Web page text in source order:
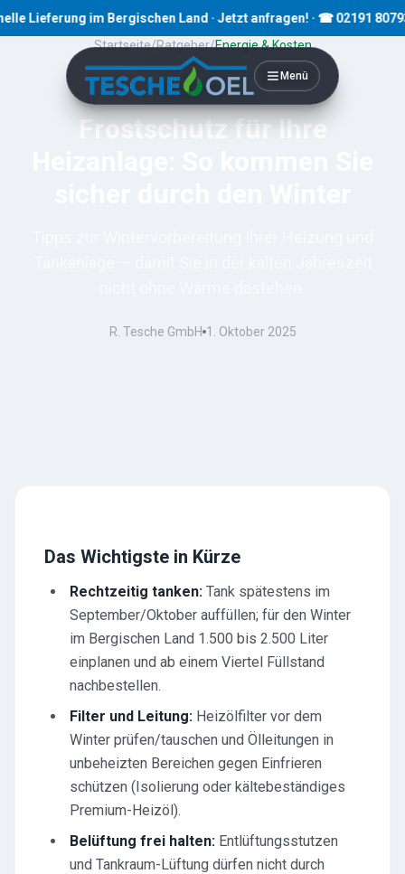
im Bergischen Land · Jetzt anfragen! · ☎ 02191 80793
Menü
Startseite/Ratgeber/Energie & Kosten
Min. Lesezeit
Frostschutz für Ihre
R. Tesche GmbH 1. Oktober 2025
Das Wichtigste in Kürze
Rechtzeitig tanken: Tank spätestens im
September/Oktober auffüllen; für den Winter
im Bergischen Land 1.500 bis 2.500 Liter
einplanen und ab einem Viertel Füllstand
nachbestellen.
Filter und Leitung: Heizölfilter vor dem
Winter prüfen/tauschen und Ölleitungen in
unbeheizten Bereichen gegen Einfrieren
schützen (Isolierung oder kältebeständiges
Premium-Heizöl).
Belüftung frei halten: Entlüftungsstutzen
und Tankraum-Lüftung dürfen nicht durch